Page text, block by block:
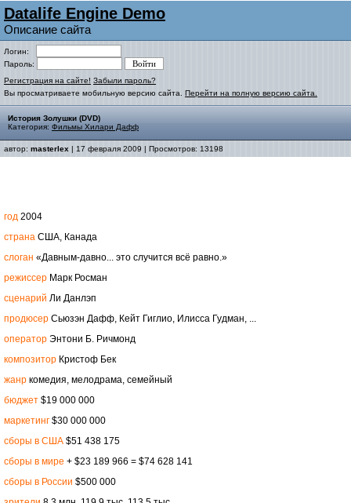
Datalife Engine Demo
Описание сайта
Логин:
Пароль:
Регистрация на сайте! Забыли пароль?
Вы просматриваете мобильную версию сайта. Перейти на полную версию сайта.
История Золушки (DVD)
Категория: Фильмы Хилари Дафф
автор: masterlex | 17 февраля 2009 | Просмотров: 13198
год 2004
страна США, Канада
слоган «Давным-давно... это случится всё равно.»
режиссер Марк Росман
сценарий Ли Данлэп
продюсер Сьюзэн Дафф, Кейт Гиглио, Илисса Гудман, ...
оператор Энтони Б. Ричмонд
композитор Кристоф Бек
жанр комедия, мелодрама, семейный
бюджет $19 000 000
маркетинг $30 000 000
сборы в США $51 438 175
сборы в мире + $23 189 966 = $74 628 141
сборы в России $500 000